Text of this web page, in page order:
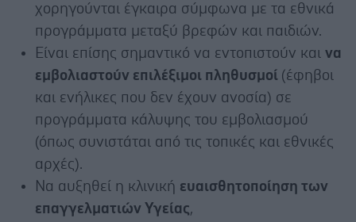
χορηγούνται έγκαιρα σύμφωνα με τα εθνικά
προγράμματα μεταξύ βρεφών και παιδιών.
Είναι επίσης σημαντικό να εντοπιστούν και να
εμβολιαστούν επιλέξιμοι πληθυσμοί (έφηβοι
και ενήλικες που δεν έχουν ανοσία) σε
προγράμματα κάλυψης του εμβολιασμού
(όπως συνιστάται από τις τοπικές και εθνικές
αρχές).
Να αυξηθεί η κλινική ευαισθητοποίηση των
επαγγελματιών Υγείας,